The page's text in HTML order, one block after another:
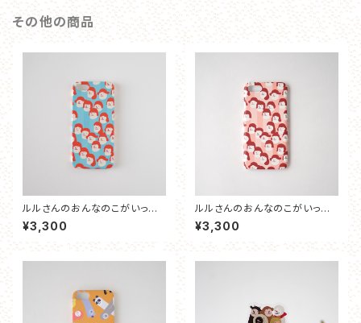
その他の商品
ルルさんのおんなのこがいっぱ
い（だいだい） スマホケース
¥3,300
ルルさんのおんなのこがいっぱ
い（ちゃいろ） スマホケース
¥3,300